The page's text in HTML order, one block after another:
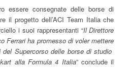
essere consegnate delle borse di
il progetto dell’ACI Team Italia che
i suoi rappresentanti “Il Direttore
Ferrari ha promesso di voler mettere
Supercorso delle borse di studio
alla Formula 4 Italia” conclude il